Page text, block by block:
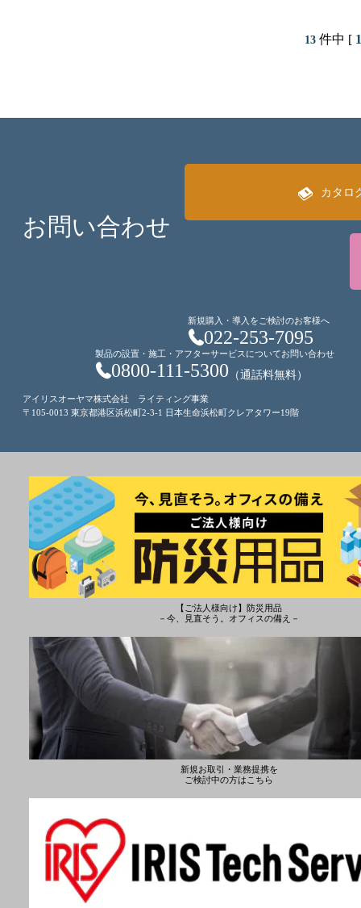
13 件中 [
お問い合わせ
カタロ
新規購入・導入をご検討のお客様へ
022-253-7095
製品の設置・施工・アフターサービスについてお問い合わせ
0800-111-5300 （通話料無料）
アイリスオーヤマ株式会社 ライティング事業
〒105-0013 東京都港区浜松町2-3-1 日本生命浜松町クレアタワー19階
【ご法人様向け】防災用品
－今、見直そう。オフィスの備え－
新規お取引・業務提携を
ご検討中の方はこちら